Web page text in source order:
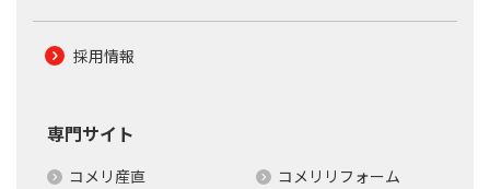
採用情報
専門サイト
コメリ産直
コメリリフォーム